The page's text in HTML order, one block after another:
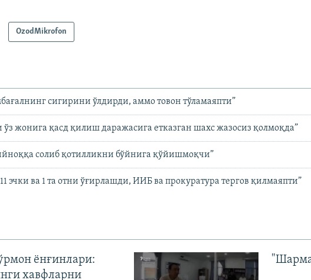
OzodMikrofon
сигирини ўлдирди, аммо товон тўламаяпти”
жонига қасд қилиш даражасига етказган шахс жазоcиз қолмоқда”
солиб қотилликни бўйнига қўйишмоқчи”
эчки ва 1 та отни ўғирлашди, ИИБ ва прокуратура тергов қилмаяпти”
ёнғинлари:
хавфларни